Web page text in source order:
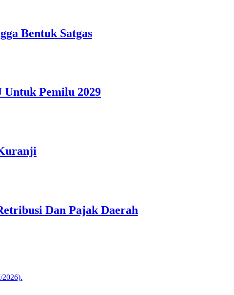
Bentuk Satgas
Pemilu 2029
Dan Pajak Daerah